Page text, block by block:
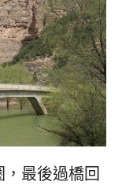
最後過橋回